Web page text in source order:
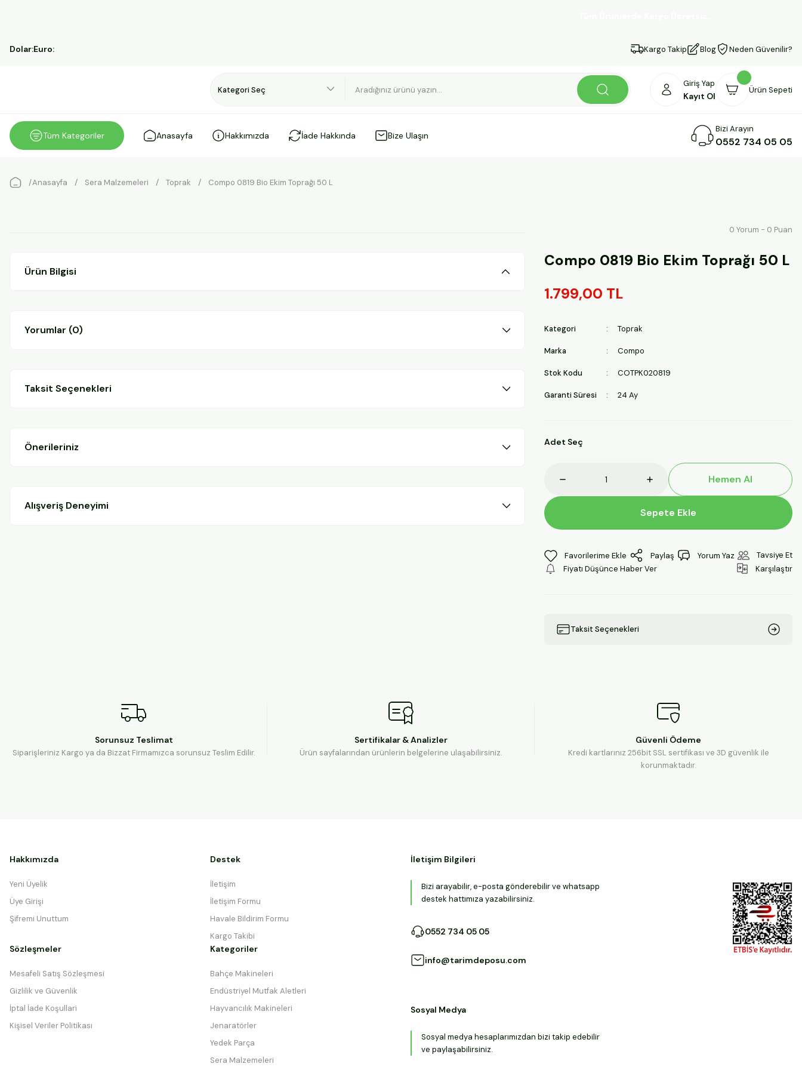
Dolar:Euro: Kargo Takip Blog Neden Güvenilir?
Giriş Yap
Kayıt Ol
Ürün Sepeti
Tüm Kategoriler Anasayfa Hakkımızda İade Hakkında Bize Ulaşın
Bizi Arayın
0552 734 05 05
Anasayfa Sera Malzemeleri Toprak Compo 0819 Bio Ekim Toprağı 50 L
Ürün Bilgisi
Yorumlar (0)
Taksit Seçenekleri
Önerileriniz
Alışveriş Deneyimi
0 Yorum - 0 Puan
Compo 0819 Bio Ekim Toprağı 50 L
1.799,00 TL
Kategori Toprak
Marka Compo
Stok Kodu COTPK020819
Garanti Süresi 24 Ay
Adet Seç
Hemen Al
Sepete Ekle
Paylaş Yorum Yaz
Tavsiye Et
Fiyatı Düşünce Haber Ver
Karşılaştır
Taksit Seçenekleri
Sorunsuz Teslimat
Siparişleriniz Kargo ya da Bizzat Firmamızca sorunsuz Teslim Edilir.
Sertifikalar & Analizler
Ürün sayfalarından ürünlerin belgelerine ulaşabilirsiniz.
Güvenli Ödeme
Kredi kartlarınız 256bit SSL sertifikası ve 3D güvenlik ile
korunmaktadır.
Hakkımızda
Yeni Üyelik
Üye Girişi
Şifremi Unuttum
Destek
İletişim
İletişim Formu
Havale Bildirim Formu
Kargo Takibi
Sözleşmeler
Mesafeli Satış Sözleşmesi
Gizlilik ve Güvenlik
İptal İade Koşullari
Kişisel Veriler Politikası
Kategoriler
Bahçe Makineleri
Endüstriyel Mutfak Aletleri
Hayvancılık Makineleri
Jenaratörler
Yedek Parça
Sera Malzemeleri
İletişim Bilgileri
Bizi arayabilir, e-posta gönderebilir ve whatsapp
destek hattımıza yazabilirsiniz.
0552 734 05 05
info@tarimdeposu.com
Sosyal Medya
Sosyal medya hesaplarımızdan bizi takip edebilir
ve paylaşabilirsiniz.